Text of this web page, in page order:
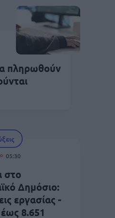
πληρωθούν
05:30
στο
Δημόσιο:
εργασίας -
8.651